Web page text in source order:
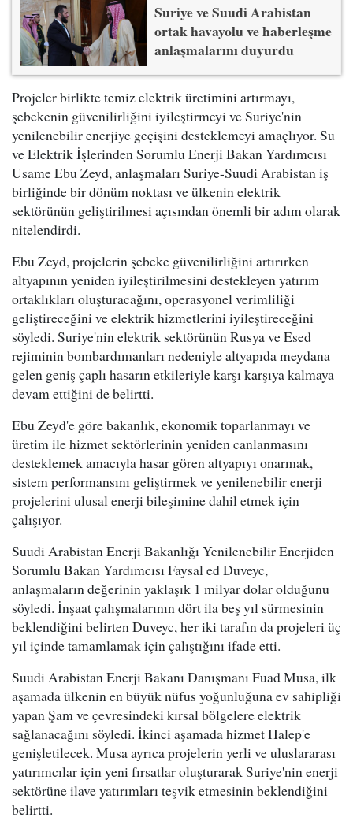
Suriye ve Suudi Arabistan
ortak havayolu ve haberleşme
anlaşmalarını duyurdu
Projeler birlikte temiz elektrik üretimini artırmayı,
şebekenin güvenilirliğini iyileştirmeyi ve Suriye'nin
yenilenebilir enerjiye geçişini desteklemeyi amaçlıyor. Su
ve Elektrik İşlerinden Sorumlu Enerji Bakan Yardımcısı
Usame Ebu Zeyd, anlaşmaları Suriye-Suudi Arabistan iş
birliğinde bir dönüm noktası ve ülkenin elektrik
sektörünün geliştirilmesi açısından önemli bir adım olarak
nitelendirdi.
Ebu Zeyd, projelerin şebeke güvenilirliğini artırırken
altyapının yeniden iyileştirilmesini destekleyen yatırım
ortaklıkları oluşturacağını, operasyonel verimliliği
geliştireceğini ve elektrik hizmetlerini iyileştireceğini
söyledi. Suriye'nin elektrik sektörünün Rusya ve Esed
rejiminin bombardımanları nedeniyle altyapıda meydana
gelen geniş çaplı hasarın etkileriyle karşı karşıya kalmaya
devam ettiğini de belirtti.
Ebu Zeyd'e göre bakanlık, ekonomik toparlanmayı ve
üretim ile hizmet sektörlerinin yeniden canlanmasını
desteklemek amacıyla hasar gören altyapıyı onarmak,
sistem performansını geliştirmek ve yenilenebilir enerji
projelerini ulusal enerji bileşimine dahil etmek için
çalışıyor.
Suudi Arabistan Enerji Bakanlığı Yenilenebilir Enerjiden
Sorumlu Bakan Yardımcısı Faysal ed Duveyc,
anlaşmaların değerinin yaklaşık 1 milyar dolar olduğunu
söyledi. İnşaat çalışmalarının dört ila beş yıl sürmesinin
beklendiğini belirten Duveyc, her iki tarafın da projeleri üç
yıl içinde tamamlamak için çalıştığını ifade etti.
Suudi Arabistan Enerji Bakanı Danışmanı Fuad Musa, ilk
aşamada ülkenin en büyük nüfus yoğunluğuna ev sahipliği
yapan Şam ve çevresindeki kırsal bölgelere elektrik
sağlanacağını söyledi. İkinci aşamada hizmet Halep'e
genişletilecek. Musa ayrıca projelerin yerli ve uluslararası
yatırımcılar için yeni fırsatlar oluşturarak Suriye'nin enerji
sektörüne ilave yatırımları teşvik etmesinin beklendiğini
belirtti.